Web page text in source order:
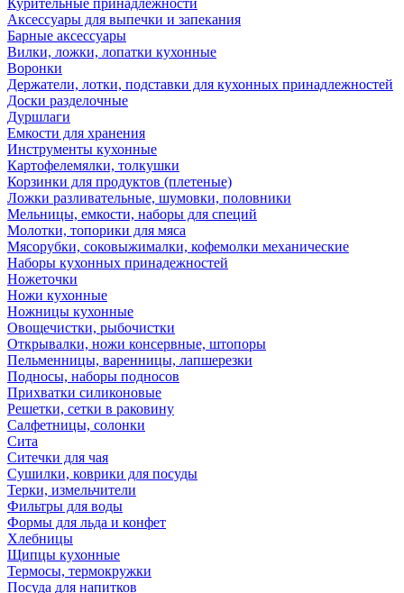
Курительные принадлежности
Аксессуары для выпечки и запекания
Барные аксессуары
Вилки, ложки, лопатки кухонные
Воронки
Держатели, лотки, подставки для кухонных принадлежностей
Доски разделочные
Дуршлаги
Емкости для хранения
Инструменты кухонные
Картофелемялки, толкушки
Корзинки для продуктов (плетеные)
Ложки разливательные, шумовки, половники
Мельницы, емкости, наборы для специй
Молотки, топорики для мяса
Мясорубки, соковыжималки, кофемолки механические
Наборы кухонных принадежностей
Ножеточки
Ножи кухонные
Ножницы кухонные
Овощечистки, рыбочистки
Открывалки, ножи консервные, штопоры
Пельменницы, варенницы, лапшерезки
Подносы, наборы подносов
Прихватки силиконовые
Решетки, сетки в раковину
Салфетницы, солонки
Сита
Ситечки для чая
Сушилки, коврики для посуды
Терки, измельчители
Фильтры для воды
Формы для льда и конфет
Хлебницы
Щипцы кухонные
Термосы, термокружки
Посуда для напитков